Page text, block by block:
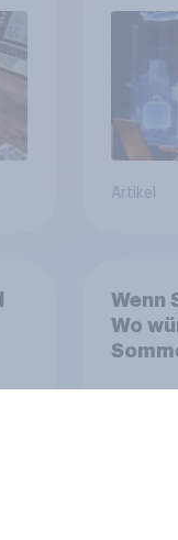
Tools
Artikel
Wenn
Wo